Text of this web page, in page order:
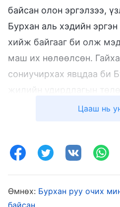
байсан олон эргэлзээ,
Бурхан аль хэдийн
хийж байгааг би олж
маш их нөлөөлсөн.
сониучирхах явцдаа би
жилийн удирдлагын
төрөлхтнийг аврах
хийсэн ажлынх нь утга
бусадтай хуваалцахыг
Цааш нь
Өмнөх: Бурхан руу очих
байсан